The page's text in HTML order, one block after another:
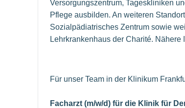
Versorgungszentrum, Tageskliniken
Pflege ausbilden. An weiteren
Sozialpädiatrisches Zentrum sowie
Lehrkrankenhaus der Charité.
Für unser Team in der Klinikum
Facharzt (m/w/d) für die Klinik für